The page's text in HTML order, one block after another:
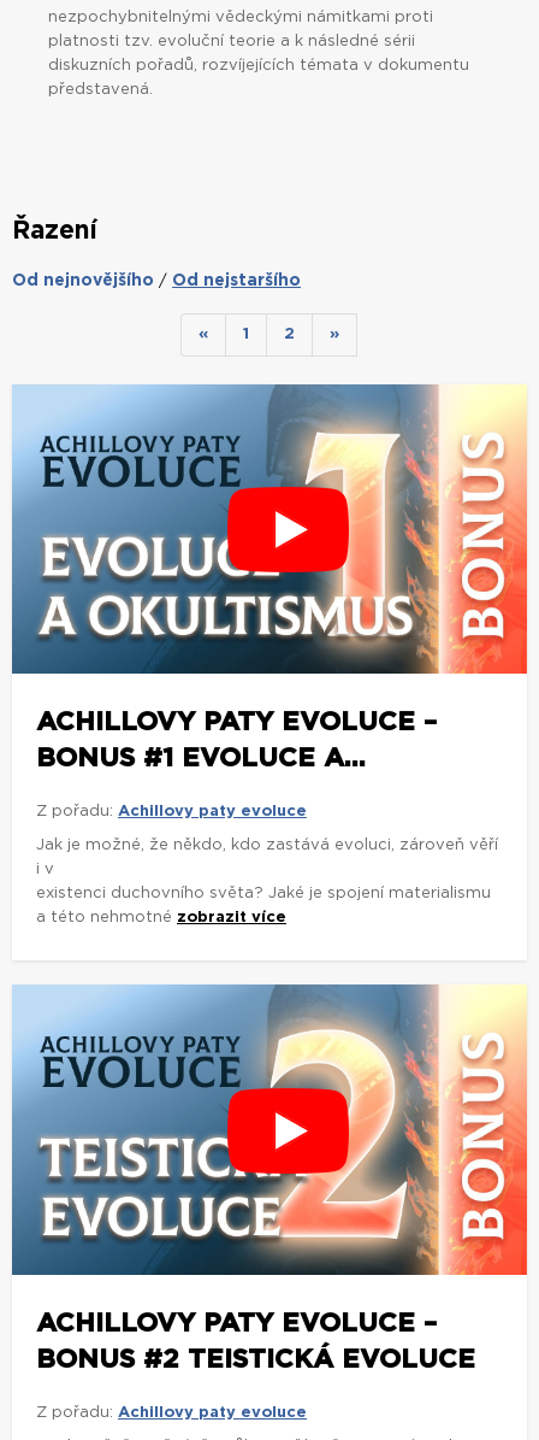
nezpochybnitelnými vědeckými námitkami proti
platnosti tzv. evoluční teorie a k následné sérii
diskuzních pořadů, rozvíjejících témata v dokumentu
představená.
Řazení
Od nejnovějšího / Od nejstaršího
« 1 2 »
ACHILLOVY PATY EVOLUCE –
BONUS #1 EVOLUCE A...
Z pořadu: Achillovy paty evoluce
Jak je možné, že někdo, kdo zastává evoluci, zároveň věří
i v
existenci duchovního světa? Jaké je spojení materialismu
a této nehmotné zobrazit více
ACHILLOVY PATY EVOLUCE –
BONUS #2 TEISTICKÁ EVOLUCE
Z pořadu: Achillovy paty evoluce